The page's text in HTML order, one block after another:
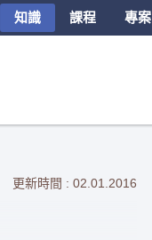
知識 課程 專案
更新時間 : 02.01.2016